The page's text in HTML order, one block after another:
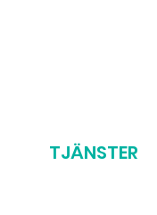
TJÄNSTER